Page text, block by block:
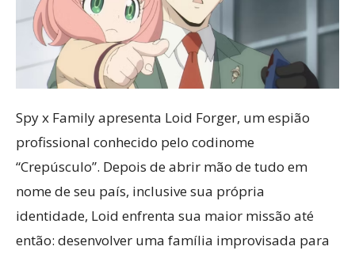
Spy x Family apresenta Loid Forger, um espião
profissional conhecido pelo codinome
“Crepúsculo”. Depois de abrir mão de tudo em
nome de seu país, inclusive sua própria
identidade, Loid enfrenta sua maior missão até
então: desenvolver uma família improvisada para